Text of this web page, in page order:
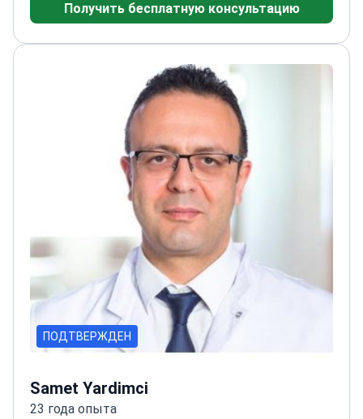
эндоскопических процедур, включая
колоноскопиюСпециализируется на
доброкачественных аноректальных
заболеваниях и травматологической
Опыт работы как в экстренных, так и в
плановых хирургических случаях
Получить бесплатную консультацию
ПОДТВЕРЖДЕН
Samet Yardimci
23 года опыта